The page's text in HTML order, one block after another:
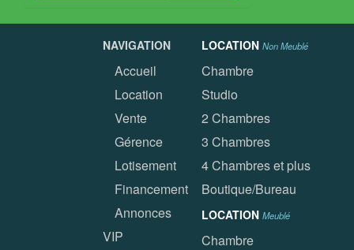
NAVIGATION
Accueil
Location
Vente
Gérence
Lotisement
Financement
Annonces
VIP
LOCATION Non Meublé
Chambre
Studio
2 Chambres
3 Chambres
4 Chambres et plus
Boutique/Bureau
LOCATION Meublé
Chambre